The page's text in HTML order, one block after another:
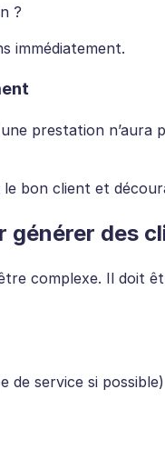
?
immédiatement.
prestation n’aura
bon client et
générer des
complexe. Il doit
de service si possible)